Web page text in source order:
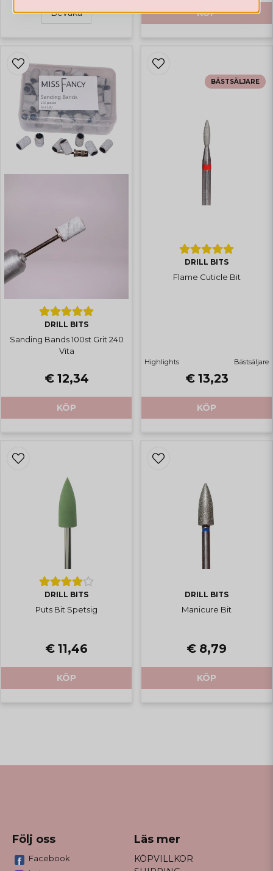
Bevaka KÖP
DRILL BITS
Sanding Bands 100st Grit 240
Vita
€ 12,34
KÖP
DRILL BITS
Flame Cuticle Bit
Highlights Bästsäljare
€ 13,23
KÖP
BÄSTSÄLJARE
DRILL BITS
Puts Bit Spetsig
€ 11,46
KÖP
DRILL BITS
Manicure Bit
€ 8,79
KÖP
Följ oss
Facebook
Läs mer
KÖPVILLKOR